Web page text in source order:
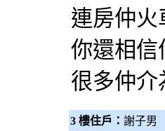
連房仲火
你還相信
很多仲介
3 樓住戶： 謝子男